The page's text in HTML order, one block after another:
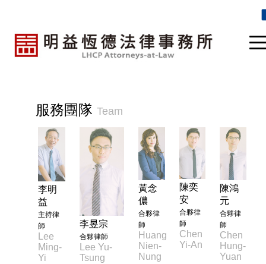
服務團隊Team
李明
益
主持律
師
Lee
Ming-
Yi
李昱宗
合夥律師
Lee Yu-
Tsung
黃念
儂
合夥律
師
Huang
Nien-
Nung
陳奕
安
合夥律
師
Chen
Yi-An
陳鴻
元
合夥律
師
Chen
Hung-
Yuan